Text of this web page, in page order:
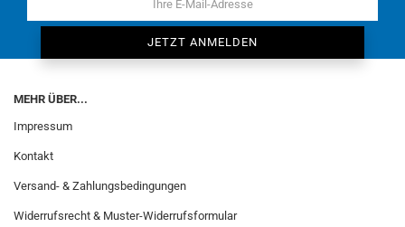
MEHR ÜBER...
Impressum
Kontakt
Versand- & Zahlungsbedingungen
Widerrufsrecht & Muster-Widerrufsformular